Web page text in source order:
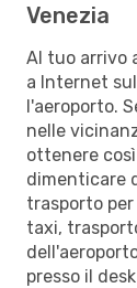
Venezia
Al tuo arrivo
a Internet
l'aeroporto.
nelle
ottenere
dimenticare
trasporto
taxi,
presso il